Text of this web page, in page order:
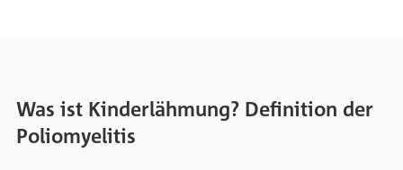
Was ist Kinderlähmung? Definition der
Poliomyelitis